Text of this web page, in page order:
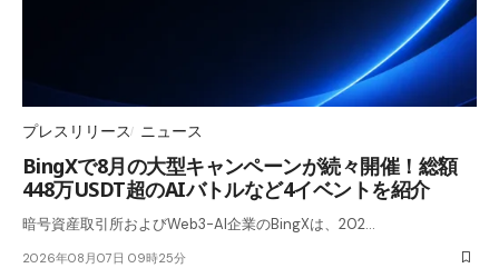
プレスリリース ニュース
BingXで8月の大型キャンペーンが続々開催！総額
448万USDT超のAIバトルなど4イベントを紹介
暗号資産取引所およびWeb3-AI企業のBingXは、202…
2026年08月07日 09時25分